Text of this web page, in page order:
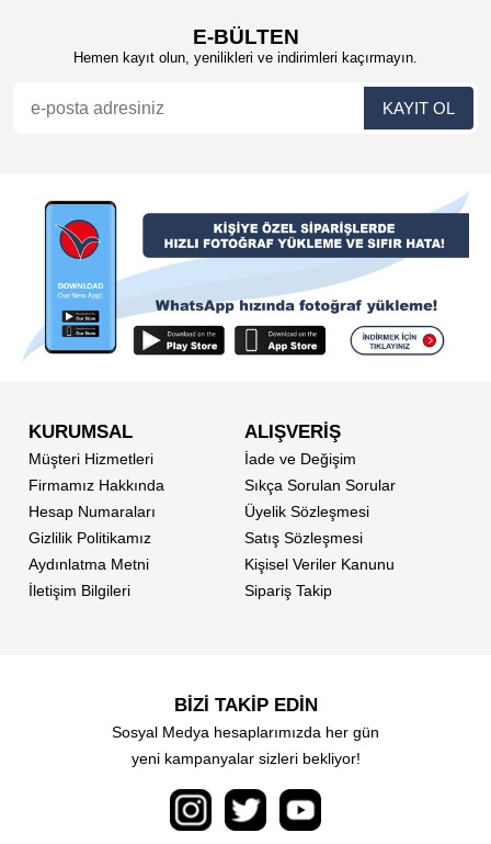
E-BÜLTEN
Hemen kayıt olun, yenilikleri ve indirimleri kaçırmayın.
KURUMSAL
Müşteri Hizmetleri
Firmamız Hakkında
Hesap Numaraları
Gizlilik Politikamız
Aydınlatma Metni
İletişim Bilgileri
ALIŞVERİŞ
İade ve Değişim
Sıkça Sorulan Sorular
Üyelik Sözleşmesi
Satış Sözleşmesi
Kişisel Veriler Kanunu
Sipariş Takip
BİZİ TAKİP EDİN
Sosyal Medya hesaplarımızda her gün
yeni kampanyalar sizleri bekliyor!